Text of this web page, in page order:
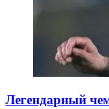
Легендарный